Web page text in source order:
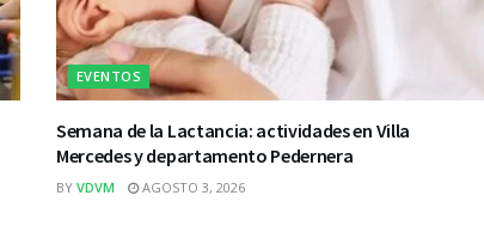
EVENTOS
Semana de la Lactancia: actividades en Villa
Mercedes y departamento Pedernera
BY VDVM AGOSTO 3, 2026